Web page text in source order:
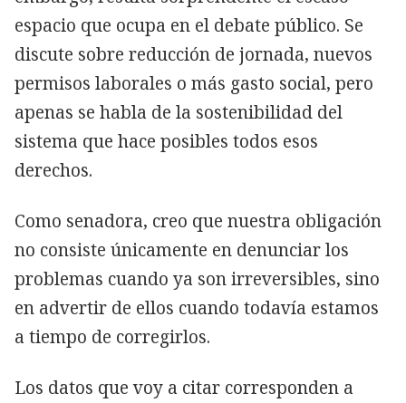
espacio que ocupa en el debate público. Se
discute sobre reducción de jornada, nuevos
permisos laborales o más gasto social, pero
apenas se habla de la sostenibilidad del
sistema que hace posibles todos esos
derechos.
Como senadora, creo que nuestra obligación
no consiste únicamente en denunciar los
problemas cuando ya son irreversibles, sino
en advertir de ellos cuando todavía estamos
a tiempo de corregirlos.
Los datos que voy a citar corresponden a